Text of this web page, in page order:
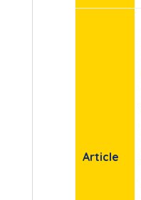
Article